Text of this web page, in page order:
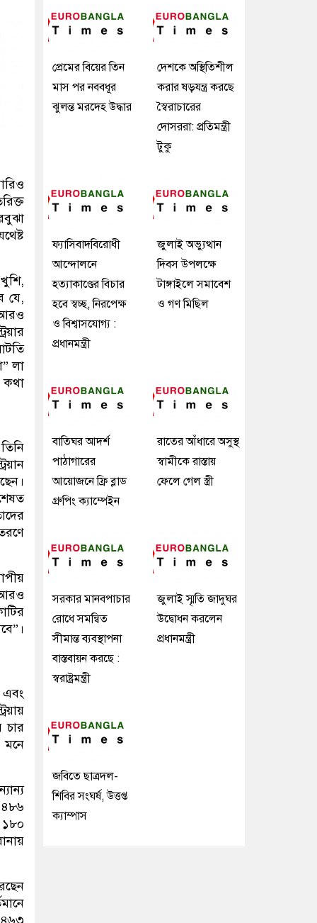
যে,
আরও
লা
কথা
আরও
চার
মনে
প্রেমের বিয়ের তিন
মাস পর নববধূর
ঝুলন্ত মরদেহ উদ্ধার
দেশকে অস্থিতিশীল
করার ষড়যন্ত্র করছে
স্বৈরাচারের
দোসররা: প্রতিমন্ত্রী
টুকু
ফ্যাসিবাদবিরোধী
আন্দোলনে
হত্যাকাণ্ডের বিচার
হবে স্বচ্ছ, নিরপেক্ষ
ও বিশ্বাসযোগ্য :
প্রধানমন্ত্রী
জুলাই অভ্যুত্থান
দিবস উপলক্ষে
টাঙ্গাইলে সমাবেশ
ও গণ মিছিল
বাতিঘর আদর্শ
পাঠাগারের
আয়োজনে ফ্রি ব্লাড
গ্রুপিং ক্যাম্পেইন
রাতের আঁধারে অসুস্থ
স্বামীকে রাস্তায়
ফেলে গেল স্ত্রী
সরকার মানবপাচার
রোধে সমন্বিত
সীমান্ত ব্যবস্থাপনা
বাস্তবায়ন করছে :
স্বরাষ্ট্রমন্ত্রী
জুলাই স্মৃতি জাদুঘর
উদ্বোধন করলেন
প্রধানমন্ত্রী
জবিতে ছাত্রদল-
শিবির সংঘর্ষ, উত্তপ্ত
ক্যাম্পাস